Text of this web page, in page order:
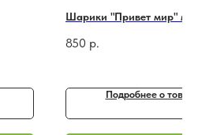
Шарики "Привет мир"
850 р.
Подробнее o